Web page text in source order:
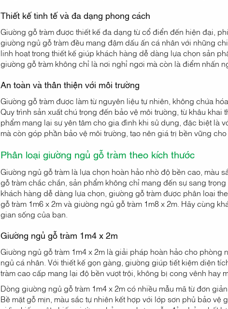
Thiết kế tinh tế và đa dạng phong cách
Giường gỗ tràm được thiết kế đa dạng từ cổ điển đến hiện đại,
giường ngủ gỗ tràm đều mang đậm dấu ấn cá nhân với những
linh hoạt trong thiết kế giúp khách hàng dễ dàng lựa chọn sản
giường gỗ tràm không chỉ là nơi nghỉ ngơi mà còn là điểm nhấn
An toàn và thân thiện với môi trường
Giường gỗ tràm được làm từ nguyên liệu tự nhiên, không chứa
Quy trình sản xuất chú trọng đến bảo vệ môi trường, từ khâu
phẩm mang lại sự yên tâm cho gia đình khi sử dụng, đặc biệt là
mà còn góp phần bảo vệ môi trường, tạo nên giá trị bền vững
Phân loại giường ngủ gỗ tràm theo kích thước
Giường ngủ gỗ tràm là lựa chọn hoàn hảo nhờ độ bền cao, màu
gỗ tràm chắc chắn, sản phẩm không chỉ mang đến sự sang
khách hàng dễ dàng lựa chọn, giường gỗ tràm được phân loại
gỗ tràm 1m6 x 2m và giường ngủ gỗ tràm 1m8 x 2m. Hãy cùng
gian sống của bạn.
Giường ngủ gỗ tràm 1m4 x 2m
Giường ngủ gỗ tràm 1m4 x 2m là giải pháp hoàn hảo cho
ngủ cá nhân. Với thiết kế gọn gàng, giường giúp tiết kiệm diện
tràm cao cấp mang lại độ bền vượt trội, không bị cong vênh hay
Dòng giường ngủ gỗ tràm 1m4 x 2m có nhiều mẫu mã từ đơn
Bề mặt gỗ mịn, màu sắc tự nhiên kết hợp với lớp sơn phủ bảo